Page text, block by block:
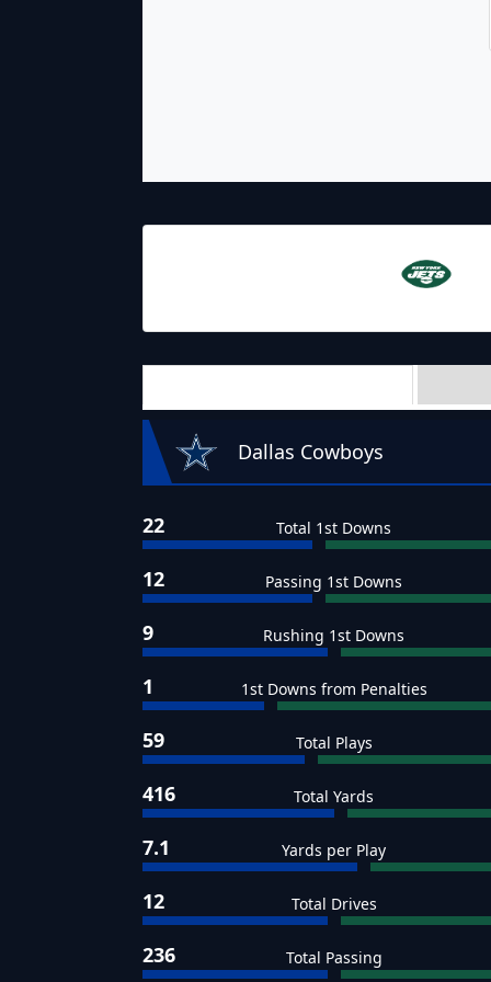
Dallas Cowboys
22 Total 1st Downs
12 Passing 1st Downs
9 Rushing 1st Downs
1 1st Downs from Penalties
59 Total Plays
416 Total Yards
7.1 Yards per Play
12 Total Drives
236 Total Passing